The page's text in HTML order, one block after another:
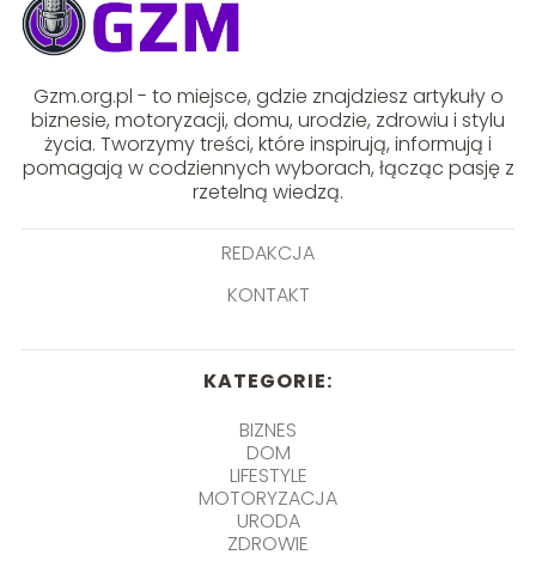
Gzm.org.pl - to miejsce, gdzie znajdziesz artykuły o
biznesie, motoryzacji, domu, urodzie, zdrowiu i stylu
życia. Tworzymy treści, które inspirują, informują i
pomagają w codziennych wyborach, łącząc pasję z
rzetelną wiedzą.
REDAKCJA
KONTAKT
KATEGORIE:
BIZNES
DOM
LIFESTYLE
MOTORYZACJA
URODA
ZDROWIE